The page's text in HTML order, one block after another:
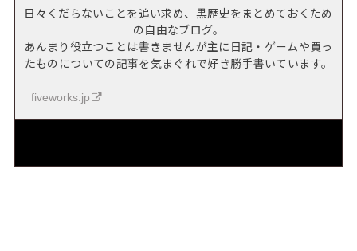
日々くだらないことを追い求め、黒歴史をまとめておくため
の自由なブログ。
あんまり役立つことは書きませんが主に日記・ゲームや買っ
たものについての記事を気まぐれで好き勝手書いています。
fiveworks.jp